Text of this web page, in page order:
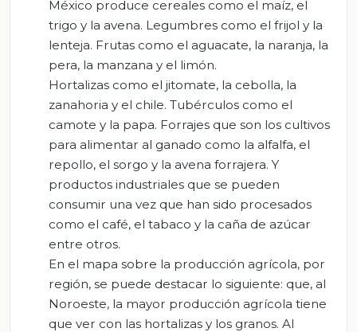
México produce cereales como el maíz, el
trigo y la avena. Legumbres como el frijol y la
lenteja. Frutas como el aguacate, la naranja, la
pera, la manzana y el limón.
Hortalizas como el jitomate, la cebolla, la
zanahoria y el chile. Tubérculos como el
camote y la papa. Forrajes que son los cultivos
para alimentar al ganado como la alfalfa, el
repollo, el sorgo y la avena forrajera. Y
productos industriales que se pueden
consumir una vez que han sido procesados
como el café, el tabaco y la caña de azúcar
entre otros.
En el mapa sobre la producción agrícola, por
región, se puede destacar lo siguiente: que, al
Noroeste, la mayor producción agrícola tiene
que ver con las hortalizas y los granos. Al